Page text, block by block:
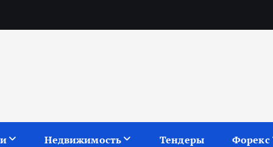
Недвижимость Тендеры Форекс